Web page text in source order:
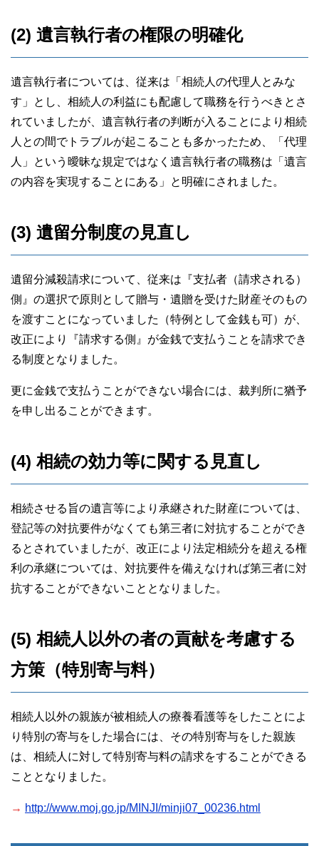
(2) 遺言執行者の権限の明確化
遺言執行者については、従来は「相続人の代理人とみな
す」とし、相続人の利益にも配慮して職務を行うべきとさ
れていましたが、遺言執行者の判断が入ることにより相続
人との間でトラブルが起こることも多かったため、「代理
人」という曖昧な規定ではなく遺言執行者の職務は「遺言
の内容を実現することにある」と明確にされました。
(3) 遺留分制度の見直し
遺留分減殺請求について、従来は『支払者（請求される）
側』の選択で原則として贈与・遺贈を受けた財産そのもの
を渡すことになっていました（特例として金銭も可）が、
改正により『請求する側』が金銭で支払うことを請求でき
る制度となりました。
更に金銭で支払うことができない場合には、裁判所に猶予
を申し出ることができます。
(4) 相続の効力等に関する見直し
相続させる旨の遺言等により承継された財産については、
登記等の対抗要件がなくても第三者に対抗することができ
るとされていましたが、改正により法定相続分を超える権
利の承継については、対抗要件を備えなければ第三者に対
抗することができないこととなりました。
(5) 相続人以外の者の貢献を考慮する
方策（特別寄与料）
相続人以外の親族が被相続人の療養看護等をしたことによ
り特別の寄与をした場合には、その特別寄与をした親族
は、相続人に対して特別寄与料の請求をすることができる
こととなりました。
→ http://www.moj.go.jp/MINJI/minji07_00236.html